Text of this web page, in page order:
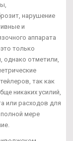
нарушение
и
аппарата
только
однако отметили,
так как
никаких усилий,
или расходов для
мере